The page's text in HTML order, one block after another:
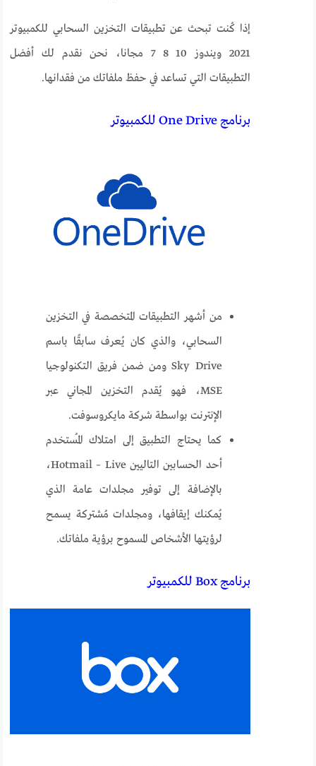
إذا كُنت تبحث عن تطبيقات التخزين السحابي للكمبيوتر
2021 ويندوز 10 8 7 مجانا، نحن نقدم لك أفضل
التطبيقات التي تساعد في حفظ ملفاتك من فقدانها.
برنامج One Drive للكمبيوتر
من أشهر التطبيقات المتخصصة في التخزين
السحابي، والذي كان يُعرف سابقًا باسم
Sky Drive ومن ضمن فريق التكنولوجيا
MSE، فهو يُقدم التخزين المجاني عبر
الإنترنت بواسطة شركة مايكروسوفت.
كما يحتاج التطبيق إلى امتلاك المُستخدم
أحد الحسابين التاليين Hotmail – Live،
بالإضافة إلى توفير مجلدات عامة الذي
يُمكنك إيقافها، ومجلدات مُشتركة يسمح
لرؤيتها الأشخاص المسموح برؤية ملفاتك.
برنامج Box للكمبيوتر